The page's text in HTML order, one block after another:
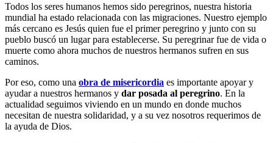
Todos los seres humanos hemos sido peregrinos, nuestra historia
mundial ha estado relacionada con las migraciones. Nuestro ejemplo
más cercano es Jesús quien fue el primer peregrino y junto con su
pueblo buscó un lugar para establecerse. Su peregrinar fue de vida o
muerte como ahora muchos de nuestros hermanos sufren en sus
caminos.
Por eso, como una obra de misericordia es importante apoyar y
ayudar a nuestros hermanos y dar posada al peregrino. En la
actualidad seguimos viviendo en un mundo en donde muchos
necesitan de nuestra solidaridad, y a su vez nosotros requerimos de
la ayuda de Dios.